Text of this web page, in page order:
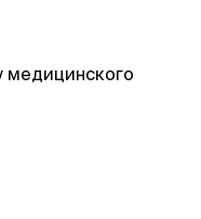
медицинского